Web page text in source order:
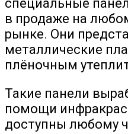
специальные
в продаже на
рынке. Они
металлические
плёночным
Такие панели
помощи
доступны любому